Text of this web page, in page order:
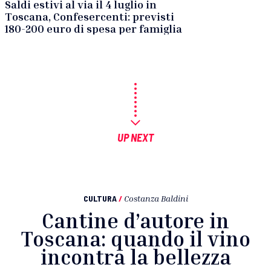
Saldi estivi al via il 4 luglio in
Toscana, Confesercenti: previsti
180-200 euro di spesa per famiglia
UP NEXT
CULTURA / Costanza Baldini
Cantine d’autore in
Toscana: quando il vino
incontra la bellezza